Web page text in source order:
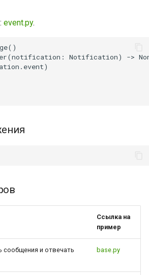
event.py.
Notification) ->
Ссылка на
пример
сообщения и отвечать
base.py